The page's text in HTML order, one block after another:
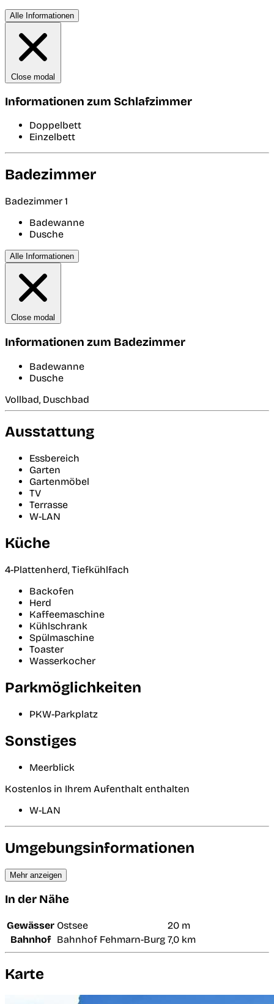
Alle Informationen
Close modal
Informationen zum Schlafzimmer
Doppelbett
Einzelbett
Badezimmer
Badezimmer 1
Badewanne
Dusche
Alle Informationen
Close modal
Informationen zum Badezimmer
Badewanne
Dusche
Vollbad, Duschbad
Ausstattung
Essbereich
Garten
Gartenmöbel
TV
Terrasse
W-LAN
Küche
4-Plattenherd, Tiefkühlfach
Backofen
Herd
Kaffeemaschine
Kühlschrank
Spülmaschine
Toaster
Wasserkocher
Parkmöglichkeiten
PKW-Parkplatz
Sonstiges
Meerblick
Kostenlos in Ihrem Aufenthalt enthalten
W-LAN
Umgebungsinformationen
Mehr anzeigen
In der Nähe
Gewässer Ostsee
20 m
Bahnhof Bahnhof Fehmarn-Burg 7,0 km
Karte